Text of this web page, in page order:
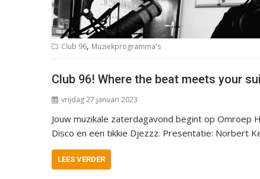
Club 96, Muziekprogramma's
Club 96! Where the beat meets your
vrijdag 27 januari 2023
Jouw muzikale zaterdagavond begint op Omroep
Disco en een tikkie Djezzz. Presentatie: Norbert
LEES VERDER